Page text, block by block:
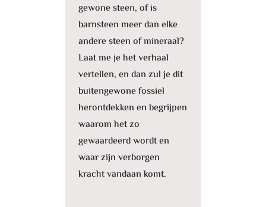
gewone steen, of is
barnsteen meer dan elke
andere steen of mineraal?
Laat me je het verhaal
vertellen, en dan zul je dit
buitengewone fossiel
herontdekken en begrijpen
waarom het zo
gewaardeerd wordt en
waar zijn verborgen
kracht vandaan komt.